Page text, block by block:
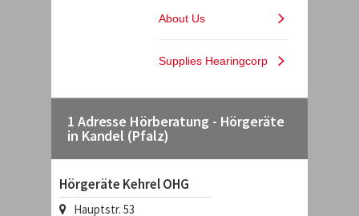
1 Adresse Hörberatung - Hörgeräte
in Kandel (Pfalz)
Hörgeräte Kehrel OHG
Hauptstr. 53